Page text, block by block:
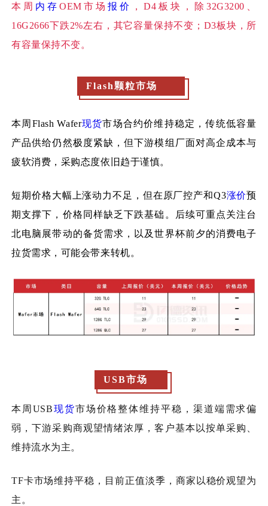
本周 内存OEM市场报价
，D4板块，除32G3200、
16G2666下跌2%左右，其它容量保持不变；D3板块，所
有容量保持不变。
Flash颗粒市场
本周 Flash Wafer现货市场合约价维持稳定，传统低容量
产品供给仍然极度紧缺，但下游模组厂面对高企成本与
疲软消费，采购态度依旧趋于谨慎。
短期价格大幅上涨动力不足，但在原厂控产和Q3涨价预
期支撑下，价格同样缺乏下跌基础。
后续可重点关注台
北电脑展带动的备货需求，
以及世界杯前夕的消费电子
拉货需求，可能会带来转机。
USB市场
本周 USB现货市场价格整体维持平稳，渠道端需求偏
弱，下游采购商观望情绪浓厚，客户基本以按单采购、
维持流水为主。
TF卡市场维持平稳，目前正值淡季，商家以稳价观望为
主。